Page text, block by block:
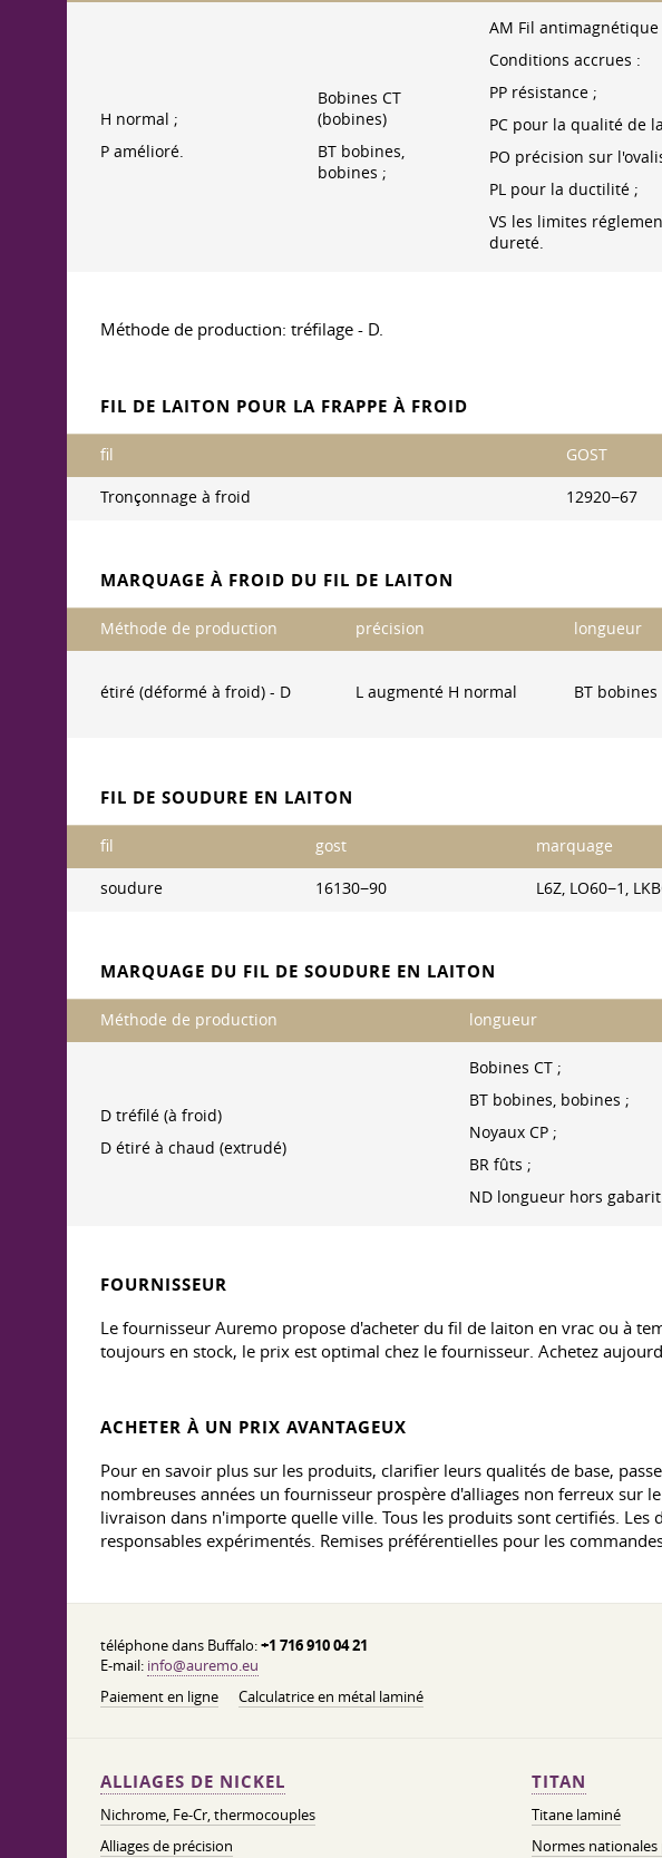
H normal ;
P amélioré.
Bobines CT
(bobines)
BT bobines,
bobines ;
AM Fil antimagnétique
Conditions accrues :
PP résistance ;
PC pour la qualité de
PO précision sur
PL pour la ductilité ;
VS les limites
dureté.
Méthode de production: tréfilage - D.
FIL DE LAITON POUR LA FRAPPE À FROID
fil GOST
Tronçonnage à froid 12920−67
MARQUAGE À FROID DU FIL DE LAITON
Méthode de production précision longueur
étiré (déformé à froid) - D L augmenté H normal BT
FIL DE SOUDURE EN LAITON
fil gost marquage
soudure 161З0−90 L6Z, LO60−1,
MARQUAGE DU FIL DE SOUDURE EN LAITON
Méthode de production longueur
D tréfilé (à froid)
D étiré à chaud (extrudé)
Bobines CT ;
BT bobines, bobines ;
Noyaux CP ;
BR fûts ;
ND longueur hors
FOURNISSEUR
Le fournisseur Auremo propose d'acheter du fil de laiton en vrac ou à
toujours en stock, le prix est optimal chez le fournisseur. Achetez
ACHETER À UN PRIX AVANTAGEUX
Pour en savoir plus sur les produits, clarifier leurs qualités de base,
nombreuses années un fournisseur prospère d'alliages non ferreux sur
livraison dans n'importe quelle ville. Tous les produits sont certifiés.
responsables expérimentés. Remises préférentielles pour les
téléphone dans Buffalo:+1 716 910 04 21
E-mail: info@auremo.eu
Paiement en ligne
Calculatrice en métal laminé
ALLIAGES DE NICKEL
Nichrome, Fe-Cr, thermocouples
Alliages de précision
TITAN
Titane laminé
Normes